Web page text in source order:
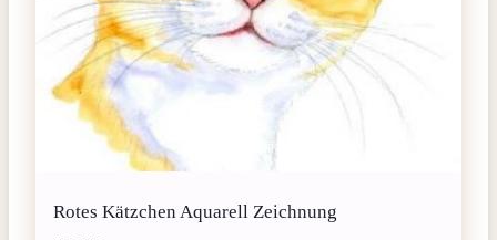
Rotes Kätzchen Aquarell Zeichnung